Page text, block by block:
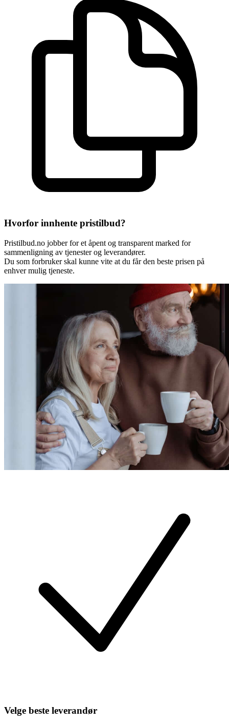
Hvorfor innhente pristilbud?
Pristilbud.no jobber for et åpent og transparent marked for
sammenligning av tjenester og leverandører.
Du som forbruker skal kunne vite at du får den beste prisen på
enhver mulig tjeneste.
Velge beste leverandør